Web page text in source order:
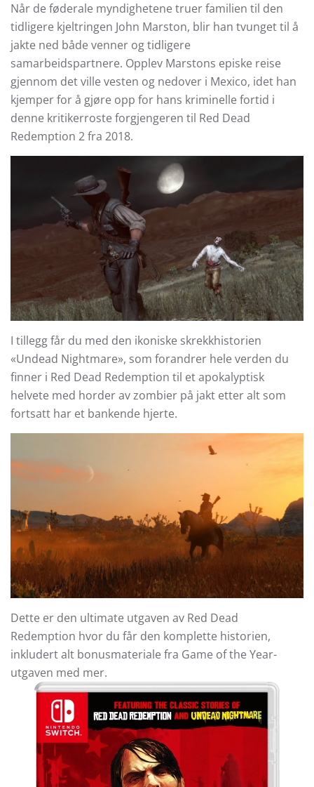
Når de føderale myndighetene truer familien til den
tidligere kjeltringen John Marston, blir han tvunget til å
jakte ned både venner og tidligere
samarbeidspartnere. Opplev Marstons episke reise
gjennom det ville vesten og nedover i Mexico, idet han
kjemper for å gjøre opp for hans kriminelle fortid i
denne kritikerroste forgjengeren til Red Dead
Redemption 2 fra 2018.
I tillegg får du med den ikoniske skrekkhistorien
«Undead Nightmare», som forandrer hele verden du
finner i Red Dead Redemption til et apokalyptisk
helvete med horder av zombier på jakt etter alt som
fortsatt har et bankende hjerte.
Dette er den ultimate utgaven av Red Dead
Redemption hvor du får den komplette historien,
inkludert alt bonusmateriale fra Game of the Year-
utgaven med mer.